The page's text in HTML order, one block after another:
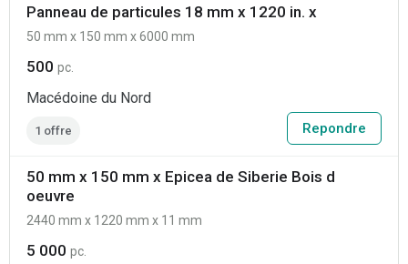
Panneau de particules 18 mm x 1220 in. x
50 mm x 150 mm x 6000 mm
500 pc.
Macédoine du Nord
1 offre Repondre
50 mm x 150 mm x Epicea de Siberie Bois d
oeuvre
2440 mm x 1220 mm x 11 mm
5 000 pc.